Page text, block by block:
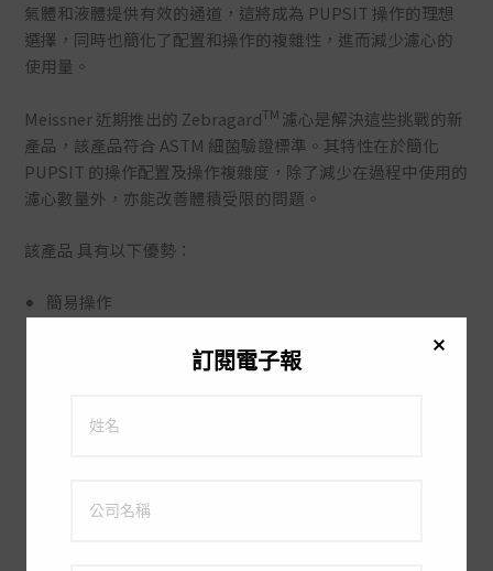
訂閱電子報
氣體和液體提供有效的通道，這將成為 PUPSIT 操作的理想
選擇，同時也簡化了配置和操作的複雜性，進而減少濾心的
使用量。
Meissner 近期推出的 ZebragardTM 濾心是解決這些挑戰的新
產品，該產品符合 ASTM 細菌驗證標準。其特性在於簡化
PUPSIT 的操作配置及操作複雜度，除了減少在過程中使用的
濾心數量外，亦能改善體積受限的問題。
該產品 具有以下優勢：
簡易操作
合併空氣濾心以及液體濾心，減少在組件中使用的濾心數